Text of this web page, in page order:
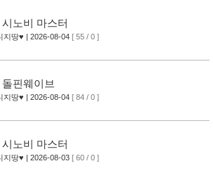
시노비 마스터
지땅♥ | 2026-08-04 [ 55 / 0 ]
돌핀웨이브
지땅♥ | 2026-08-04 [ 84 / 0 ]
시노비 마스터
지땅♥ | 2026-08-03 [ 60 / 0 ]